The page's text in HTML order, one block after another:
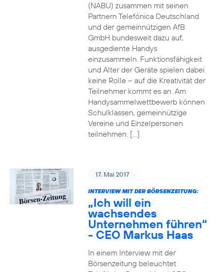
(NABU) zusammen mit seinen
Partnern Telefónica Deutschland
und der gemeinnützigen AfB
GmbH bundesweit dazu auf,
ausgediente Handys
einzusammeln. Funktionsfähigkeit
und Alter der Geräte spielen dabei
keine Rolle – auf die Kreativität der
Teilnehmer kommt es an. Am
Handysammelwettbewerb können
Schulklassen, gemeinnützige
Vereine und Einzelpersonen
teilnehmen. […]
17. Mai 2017
INTERVIEW MIT DER BÖRSENZEITUNG:
„Ich will ein
wachsendes
Unternehmen führen“
- CEO Markus Haas
In einem Interview mit der
Börsenzeitung beleuchtet